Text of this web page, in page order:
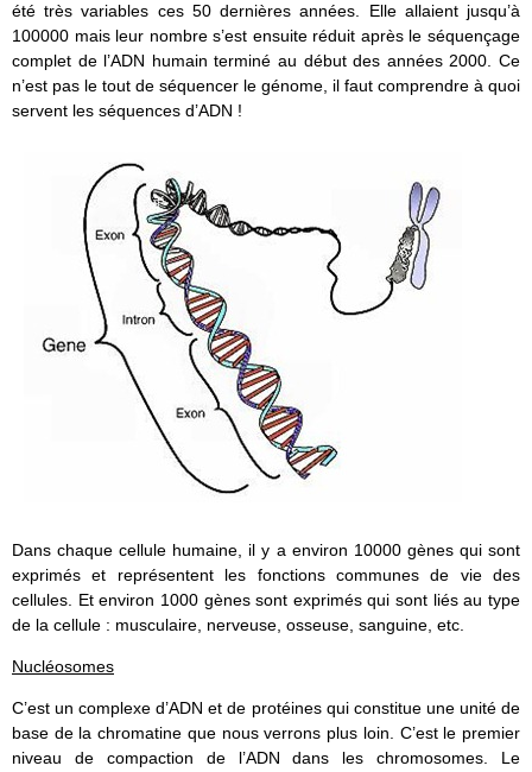
été très variables ces 50 dernières années. Elle allaient jusqu’à
100000 mais leur nombre s’est ensuite réduit après le séquençage
complet de l’ADN humain terminé au début des années 2000. Ce
n’est pas le tout de séquencer le génome, il faut comprendre à quoi
servent les séquences d’ADN !
Dans chaque cellule humaine, il y a environ 10000 gènes qui sont
exprimés et représentent les fonctions communes de vie des
cellules. Et environ 1000 gènes sont exprimés qui sont liés au type
de la cellule : musculaire, nerveuse, osseuse, sanguine, etc.
Nucléosomes
C’est un complexe d’ADN et de protéines qui constitue une unité de
base de la chromatine que nous verrons plus loin. C’est le premier
niveau de compaction de l’ADN dans les chromosomes. Le